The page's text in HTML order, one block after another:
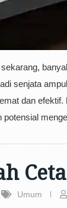
senjata
dan
potensial
Umum